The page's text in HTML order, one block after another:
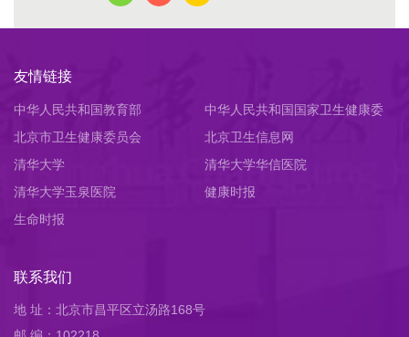
友情链接
中华人民共和国教育部
中华人民共和国国家卫生健康委
员会
北京市卫生健康委员会
北京卫生信息网
清华大学
清华大学华信医院
清华大学玉泉医院
健康时报
生命时报
联系我们
地 址：北京市昌平区立汤路168号